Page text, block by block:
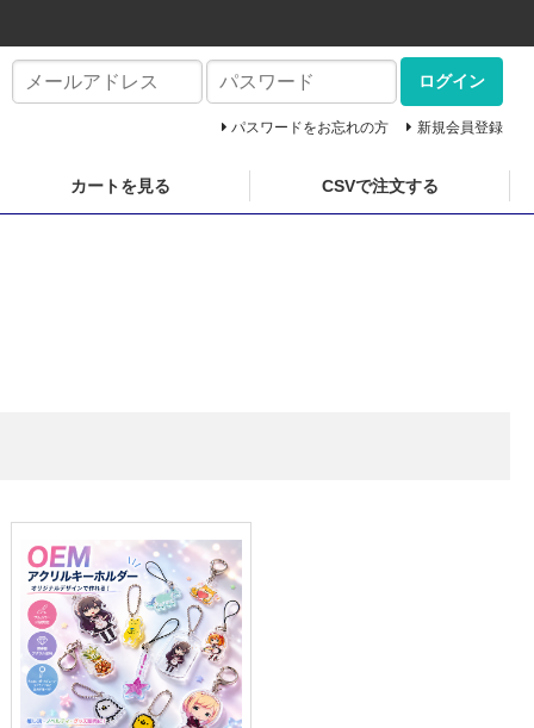
ログイン
パスワードをお忘れの方 新規会員登録
カートを見る CSVで注文する